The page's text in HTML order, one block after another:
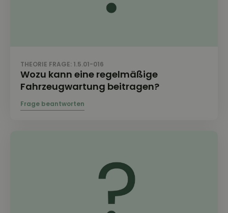
THEORIE FRAGE: 1.5.01-016
Wozu kann eine regelmäßige
Fahrzeugwartung beitragen?